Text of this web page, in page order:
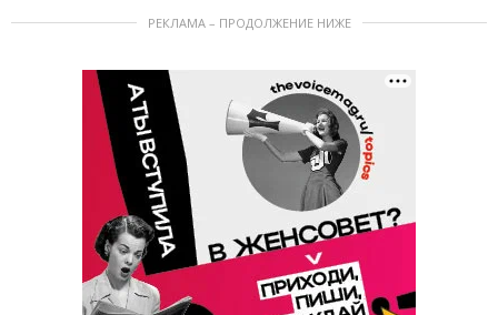
РЕКЛАМА – ПРОДОЛЖЕНИЕ НИЖЕ